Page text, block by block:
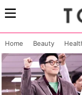
Home Beauty